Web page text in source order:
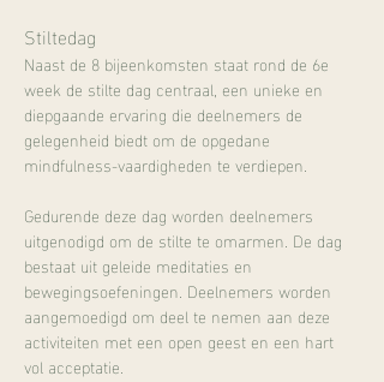
Stiltedag
Naast de 8 bijeenkomsten staat rond de 6e
week de stilte dag centraal, een unieke en
diepgaande ervaring die deelnemers de
gelegenheid biedt om de opgedane
mindfulness-vaardigheden te verdiepen.
Gedurende deze dag worden deelnemers
uitgenodigd om de stilte te omarmen. De dag
bestaat uit geleide meditaties en
bewegingsoefeningen. Deelnemers worden
aangemoedigd om deel te nemen aan deze
activiteiten met een open geest en een hart
vol acceptatie.